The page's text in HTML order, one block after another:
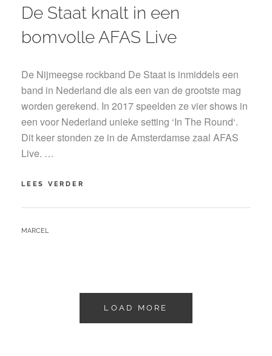
De Staat knalt in een
bomvolle AFAS Live
De Nijmeegse rockband De Staat is inmiddels een
band in Nederland die als een van de grootste mag
worden gerekend. In 2017 speelden ze vier shows in
een voor Nederland unieke setting ‘In The Round‘.
Dit keer stonden ze in de Amsterdamse zaal AFAS
Live. …
LEES VERDER
KNALT
BY
MARCEL
LOAD MORE